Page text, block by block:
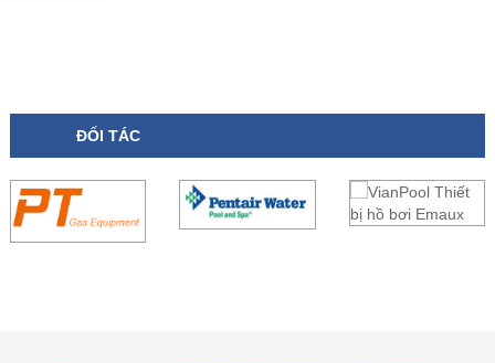
ĐỐI TÁC